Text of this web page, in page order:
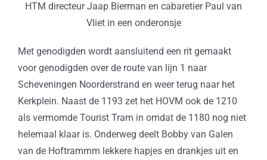
HTM directeur Jaap Bierman en cabaretier Paul van
Vliet in een onderonsje
Met genodigden wordt aansluitend een rit gemaakt
voor genodigden over de route van lijn 1 naar
Scheveningen Noorderstrand en weer terug naar het
Kerkplein. Naast de 1193 zet het HOVM ook de 1210
als vermomde Tourist Tram in omdat de 1180 nog niet
helemaal klaar is. Onderweg deelt Bobby van Galen
van de Hoftrammm lekkere hapjes en drankjes uit en